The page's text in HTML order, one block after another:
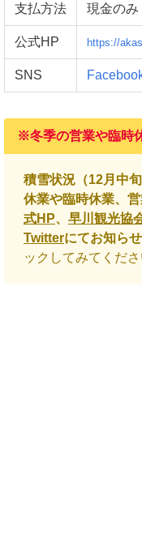
支払方法 現金のみ
公式HP https://
SNS
※冬季の営業や臨時
積雪状況（12月中
休業や臨時休業、
式HP、 早川観光協
Twitterにてお知らせ
ックしてみてくださ